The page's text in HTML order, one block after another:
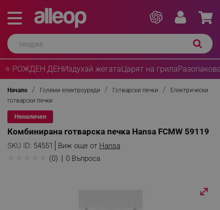
⭐ РОЖДЕН ДЕНИздухай жегатаЦарят на грила
Начало Големи електроуреди Готварски печки
Електрически
готварски печки
Неналичен
Комбинирана готварска печка Hansa FCMW 59119
SKU ID: 54551 Виж още от Hansa
(0) 0 Въпроса